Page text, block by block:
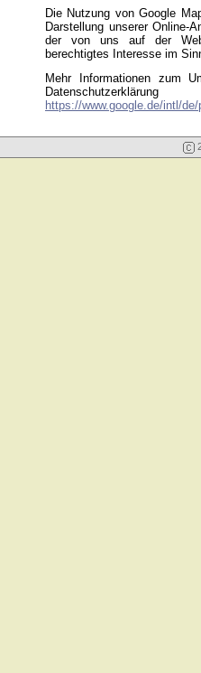
Die Nutzung von Google
Darstellung unserer Online-
der von uns auf der
berechtigtes Interesse im
Mehr Informationen zum
https://www.google.de/intl/